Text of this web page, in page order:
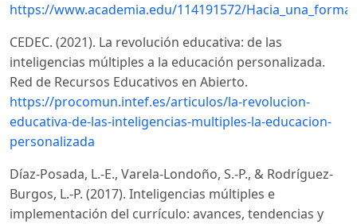
https://www.academia.edu/114191572/
CEDEC. (2021). La revolución educativa: de las
inteligencias múltiples a la educación personalizada.
Red de Recursos Educativos en Abierto.
https://procomun.intef.es/articulos/la-revolucion-
educativa-de-las-inteligencias-multiples-la-educacion-
personalizada
Díaz-Posada, L.-E., Varela-Londoño, S.-P., & Rodríguez-
Burgos, L.-P. (2017). Inteligencias múltiples e
implementación del currículo: avances, tendencias y